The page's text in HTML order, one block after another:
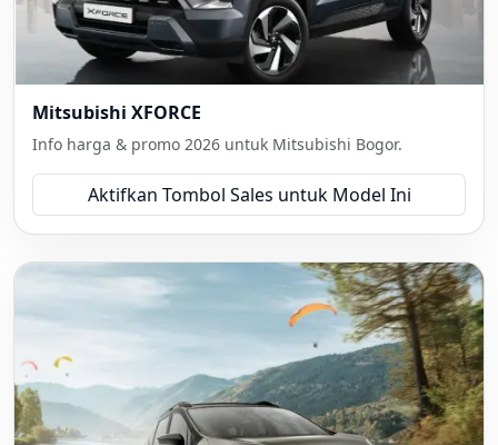
Mitsubishi XFORCE
Info harga & promo 2026 untuk Mitsubishi Bogor.
Aktifkan Tombol Sales untuk Model Ini